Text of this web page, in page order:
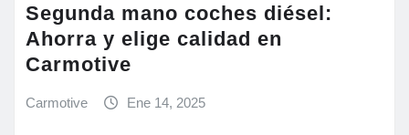
Segunda mano coches diésel:
Ahorra y elige calidad en
Carmotive
Carmotive Ene 14, 2025